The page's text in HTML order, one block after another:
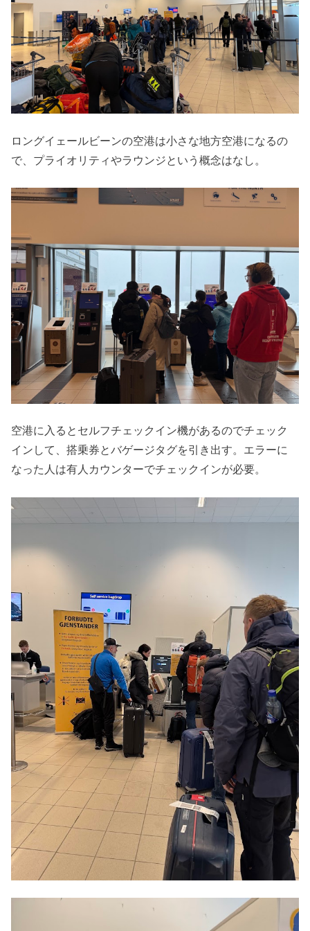
ロングイェールビーンの空港は小さな地方空港になるの
で、プライオリティやラウンジという概念はなし。
空港に入るとセルフチェックイン機があるのでチェック
インして、搭乗券とバゲージタグを引き出す。エラーに
なった人は有人カウンターでチェックインが必要。